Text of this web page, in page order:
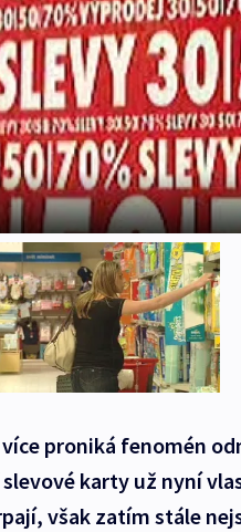
více proniká fenomén
karty už nyní
však zatím stále